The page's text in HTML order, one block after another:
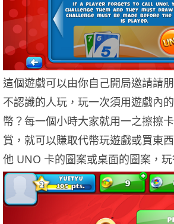
這個遊戲可以由你自己開局邀請請
不認識的人玩，玩一次須用遊戲內
幣？每一個小時大家就用一之擦擦
賞，就可以賺取代幣玩遊戲或買東
他 UNO 卡的圖案或桌面的圖案，玩